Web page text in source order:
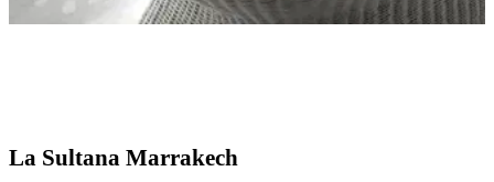
La Sultana Marrakech